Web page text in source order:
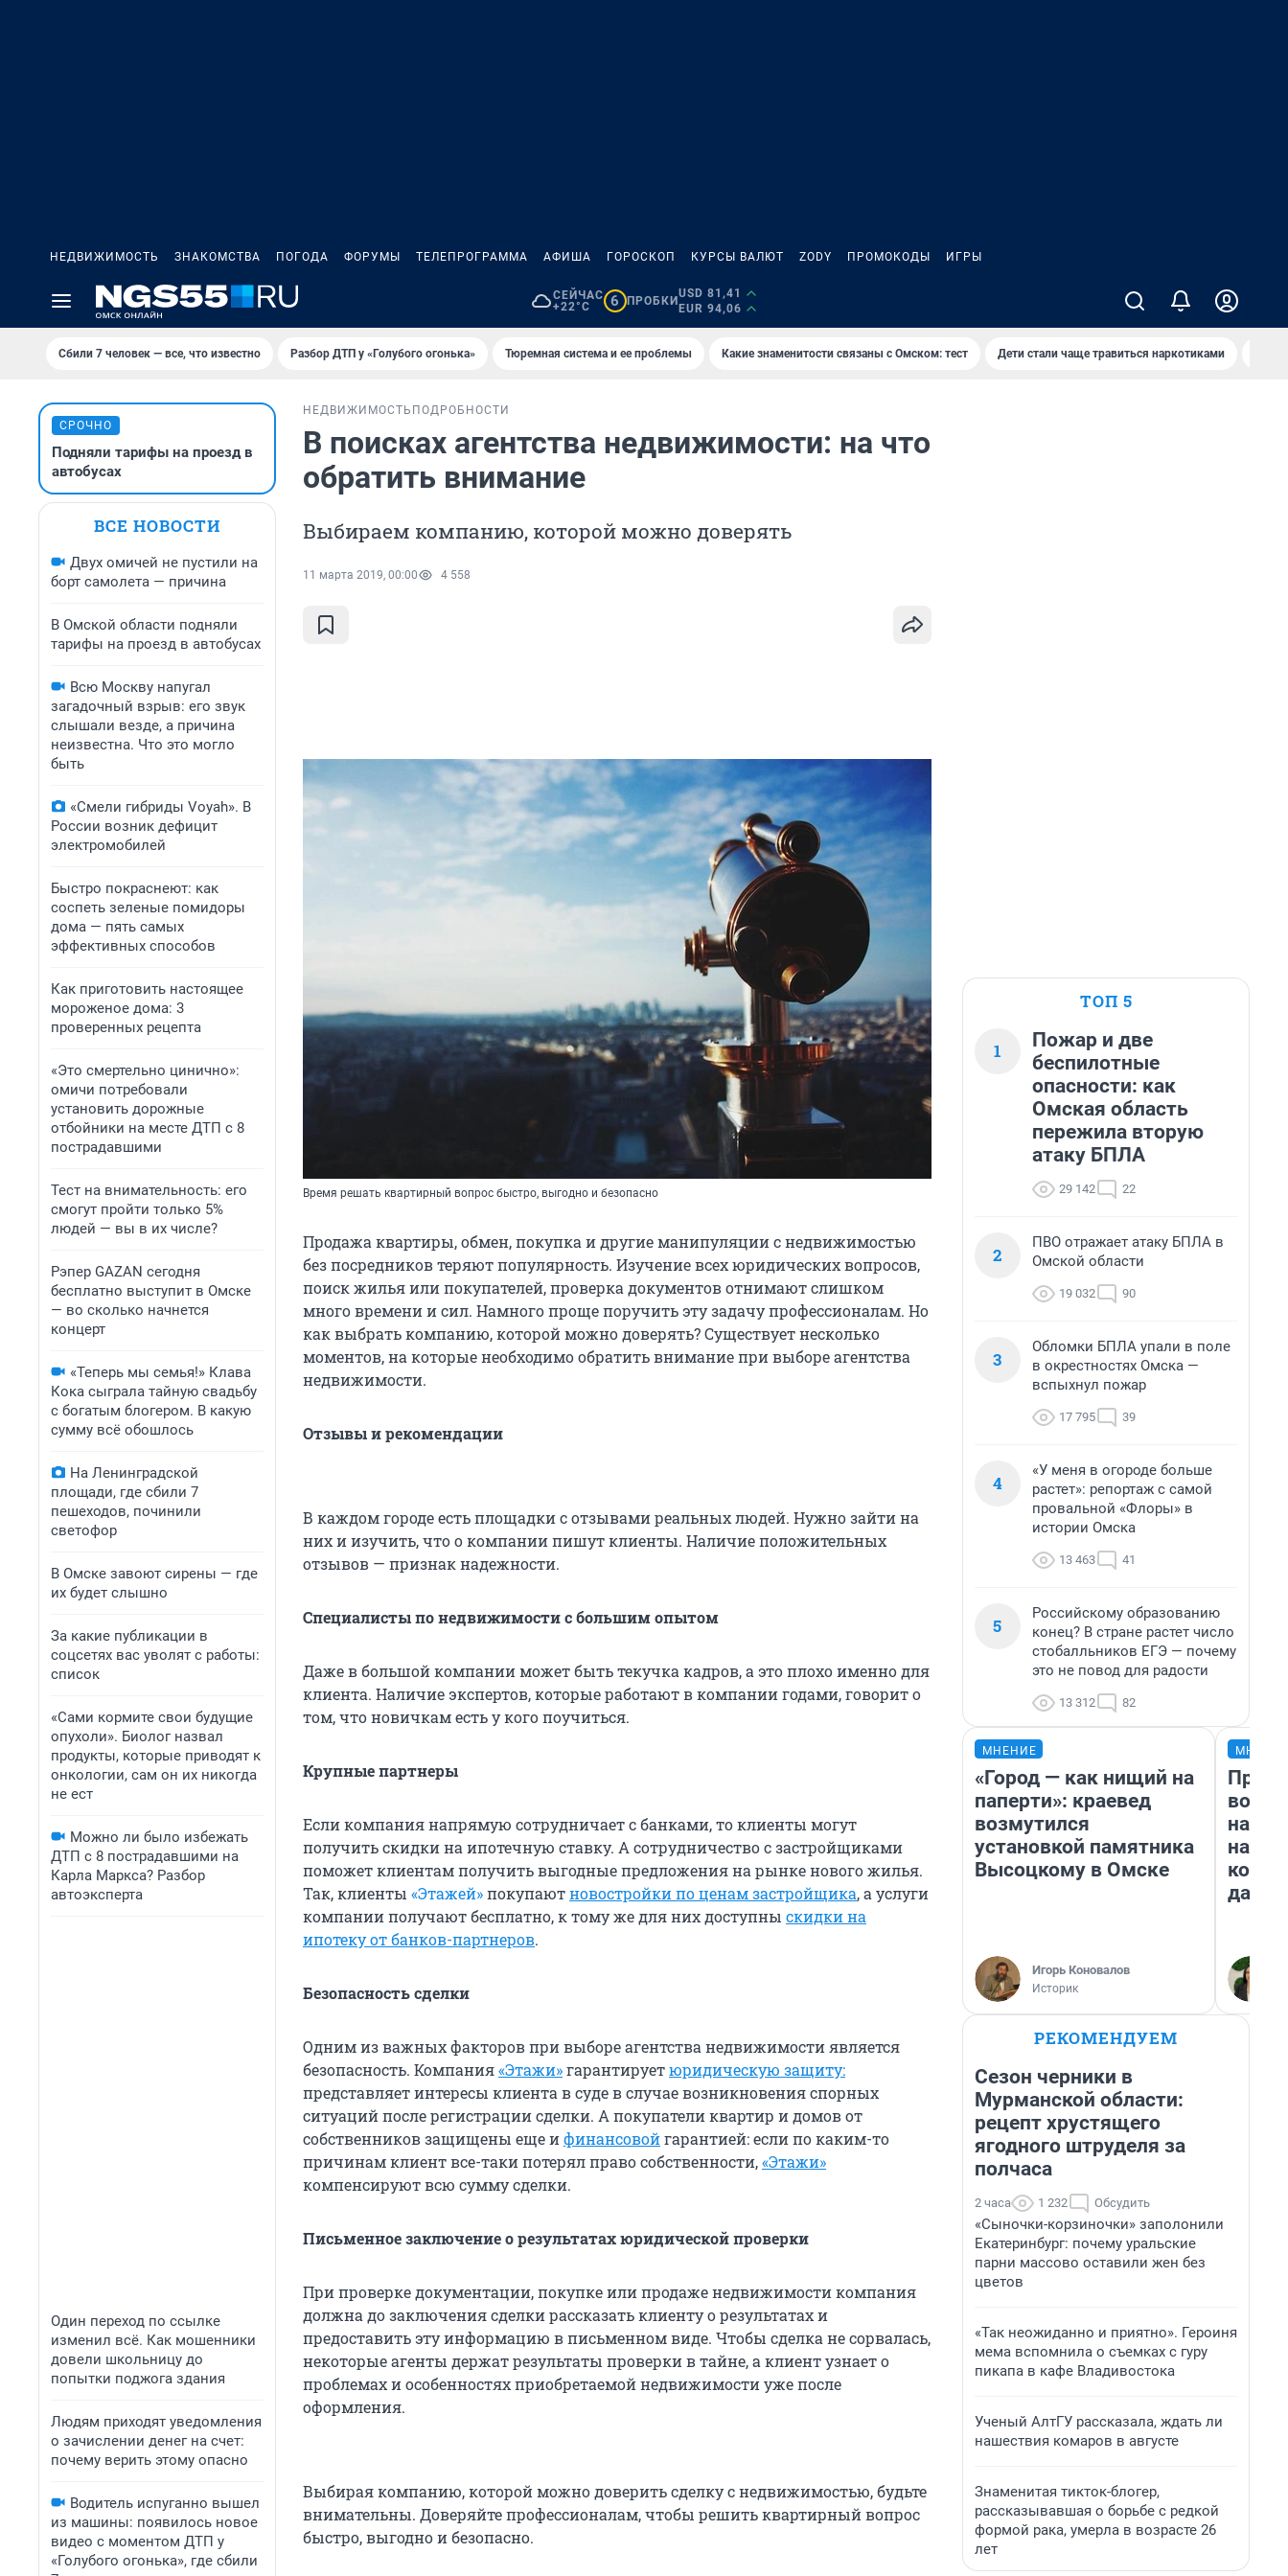
НЕДВИЖИМОСТЬ ЗНАКОМСТВА ПОГОДА ФОРУМЫ ТЕЛЕПРОГРАММА АФИША ГОРОСКОП КУРСЫ ВАЛЮТ ZODY ПРОМОКОДЫ ИГРЫ
СЕЙЧАС
+22°C
6 ПРОБКИ
USD 81,41
EUR 94,06
Сбили 7 человек — все, что известно Разбор ДТП у «Голубого огонька» Тюремная система и ее проблемы Какие знаменитости связаны с Омском: тест Дети стали чаще травиться наркотиками
СРОЧНО
Подняли тарифы на проезд в
автобусах
ВСЕ НОВОСТИ
Двух омичей не пустили на
борт самолета — причина
В Омской области подняли
тарифы на проезд в автобусах
Всю Москву напугал
загадочный взрыв: его звук
слышали везде, а причина
неизвестна. Что это могло
быть
«Смели гибриды Voyah». В
России возник дефицит
электромобилей
Быстро покраснеют: как
соспеть зеленые помидоры
дома — пять самых
эффективных способов
Как приготовить настоящее
мороженое дома: 3
проверенных рецепта
«Это смертельно цинично»:
омичи потребовали
установить дорожные
отбойники на месте ДТП с 8
пострадавшими
Тест на внимательность: его
смогут пройти только 5%
людей — вы в их числе?
Рэпер GAZAN сегодня
бесплатно выступит в Омске
— во сколько начнется
концерт
«Теперь мы семья!» Клава
Кока сыграла тайную свадьбу
с богатым блогером. В какую
сумму всё обошлось
На Ленинградской
площади, где сбили 7
пешеходов, починили
светофор
В Омске завоют сирены — где
их будет слышно
За какие публикации в
соцсетях вас уволят с работы:
список
«Сами кормите свои будущие
опухоли». Биолог назвал
продукты, которые приводят к
онкологии, сам он их никогда
не ест
Можно ли было избежать
ДТП с 8 пострадавшими на
Карла Маркса? Разбор
автоэксперта
Один переход по ссылке
изменил всё. Как мошенники
довели школьницу до
попытки поджога здания
Людям приходят уведомления
о зачислении денег на счет:
почему верить этому опасно
Водитель испуганно вышел
из машины: появилось новое
видео с моментом ДТП у
«Голубого огонька», где сбили
НЕДВИЖИМОСТЬ ПОДРОБНОСТИ
В поисках агентства недвижимости: на что
обратить внимание
Выбираем компанию, которой можно доверять
11 марта 2019, 00:00 4 558
Время решать квартирный вопрос быстро, выгодно и безопасно
Продажа квартиры, обмен, покупка и другие манипуляции с недвижимостью
без посредников теряют популярность. Изучение всех юридических вопросов,
поиск жилья или покупателей, проверка документов отнимают слишком
много времени и сил. Намного проще поручить эту задачу профессионалам. Но
как выбрать компанию, которой можно доверять? Существует несколько
моментов, на которые необходимо обратить внимание при выборе агентства
недвижимости.
Отзывы и рекомендации
В каждом городе есть площадки с отзывами реальных людей. Нужно зайти на
них и изучить, что о компании пишут клиенты. Наличие положительных
отзывов — признак надежности.
Специалисты по недвижимости с большим опытом
Даже в большой компании может быть текучка кадров, а это плохо именно для
клиента. Наличие экспертов, которые работают в компании годами, говорит о
том, что новичкам есть у кого поучиться.
Крупные партнеры
Если компания напрямую сотрудничает с банками, то клиенты могут
получить скидки на ипотечную ставку. А сотрудничество с застройщиками
поможет клиентам получить выгодные предложения на рынке нового жилья.
Так, клиенты «Этажей»покупаютновостройки по ценам застройщика, а услуги
компании получают бесплатно, к тому же для них доступны скидки на
ипотеку от банков-партнеров.
Безопасность сделки
Одним из важных факторов при выборе агентства недвижимости является
безопасность. Компания«Этажи»гарантируетюридическую защиту:
представляет интересы клиента в суде в случае возникновения спорных
ситуаций после регистрации сделки. А покупатели квартир и домов от
собственников защищены еще ифинансовойгарантией: если по каким-то
причинам клиент все-таки потерял право собственности,«Этажи»
компенсируют всю сумму сделки.
Письменное заключение о результатах юридической проверки
При проверке документации, покупке или продаже недвижимости компания
должна до заключения сделки рассказать клиенту о результатах и
предоставить эту информацию в письменном виде. Чтобы сделка не сорвалась,
некоторые агенты держат результаты проверки в тайне, а клиент узнает о
проблемах и особенностях приобретаемой недвижимости уже после
оформления.
Выбирая компанию, которой можно доверить сделку с недвижимостью, будьте
внимательны. Доверяйте профессионалам, чтобы решить квартирный вопрос
быстро, выгодно и безопасно.
ТОП 5
1
Пожар и две
беспилотные
опасности: как
Омская область
пережила вторую
атаку БПЛА
29 142 22
2
ПВО отражает атаку БПЛА в
Омской области
19 032 90
3
Обломки БПЛА упали в поле
в окрестностях Омска —
вспыхнул пожар
17 795 39
4
«У меня в огороде больше
растет»: репортаж с самой
провальной «Флоры» в
истории Омска
13 463 41
5
Российскому образованию
конец? В стране растет число
стобалльников ЕГЭ — почему
это не повод для радости
13 312 82
МНЕНИЕ
«Город — как нищий на
паперти»: краевед
возмутился
установкой памятника
Высоцкому в Омске
Игорь Коновалов
Историк
нам
даже
РЕКОМЕНДУЕМ
Сезон черники в
Мурманской области:
рецепт хрустящего
ягодного штруделя за
полчаса
2 часа 1 232 Обсудить
«Сыночки-корзиночки» заполонили
Екатеринбург: почему уральские
парни массово оставили жен без
цветов
«Так неожиданно и приятно». Героиня
мема вспомнила о съемках с гуру
пикапа в кафе Владивостока
Ученый АлтГУ рассказала, ждать ли
нашествия комаров в августе
Знаменитая тикток-блогер,
рассказывавшая о борьбе с редкой
формой рака, умерла в возрасте 26
лет